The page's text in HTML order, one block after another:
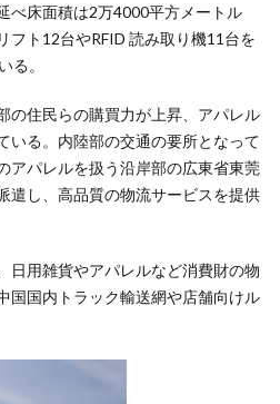
べ床面積は2万4000平方メートル
フト12台やRFID 読み取り機11台を
る。
の住民らの購買力が上昇、アパレル
いる。内陸部の交通の要所となって
アパレルを扱う沿岸部の広東省東莞
遣し、高品質の物流サービスを提供
日用雑貨やアパレルなど消費財の物
国国内トラック輸送網や店舗向けル